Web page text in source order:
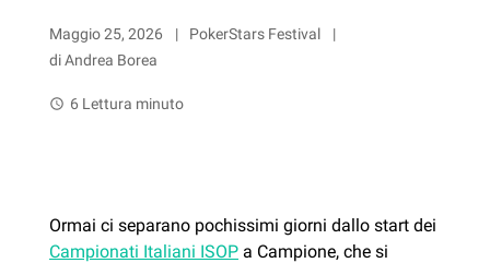
Maggio 25, 2026
PokerStars Festival
di Andrea Borea
watch_later 6 Lettura minuto
Ormai ci separano pochissimi giorni dallo start dei
Campionati Italiani ISOP a Campione, che si